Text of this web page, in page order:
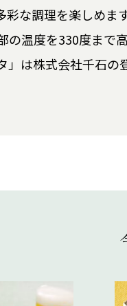
彩な調理を楽しめま
温度を330度まで
は株式会社千石の